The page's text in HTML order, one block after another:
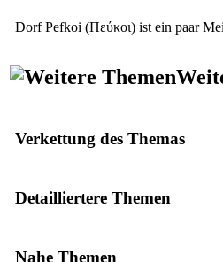
Dorf Pefkoi (Πεύκοι) ist ein paar
Verkettung des Themas
Detailliertere Themen
Nahe Themen